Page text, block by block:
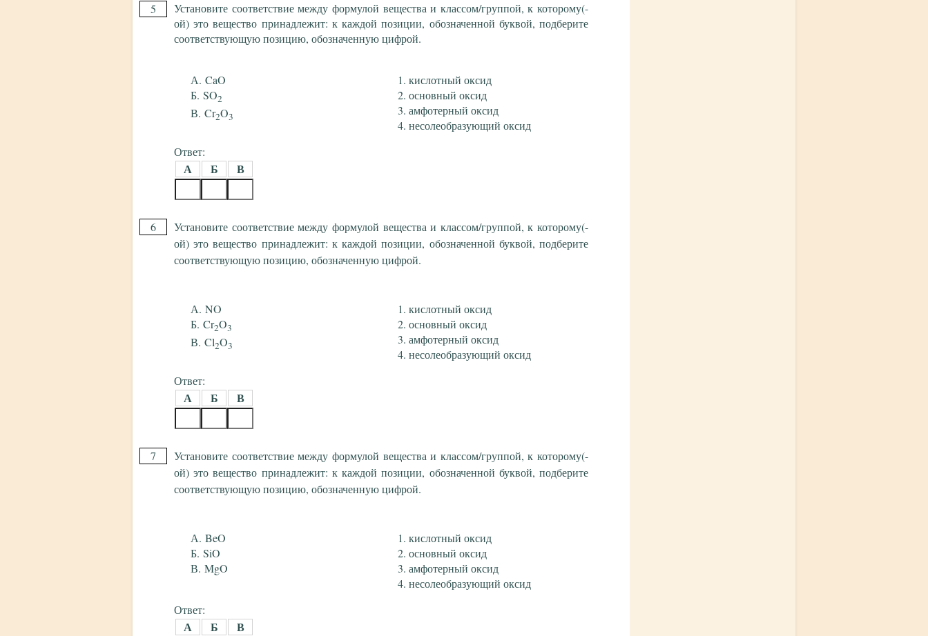
5
Установите соответствие между формулой вещества и классом/группой, к которому(-
ой) это вещество принадлежит: к каждой позиции, обозначенной буквой, подберите
соответствующую позицию, обозначенную цифрой.
CaO
SO2
Cr2O3
кислотный оксид
основный оксид
амфотерный оксид
несолеобразующий оксид
Ответ:
А Б В
6
Установите соответствие между формулой вещества и классом/группой, к которому(-
ой) это вещество принадлежит: к каждой позиции, обозначенной буквой, подберите
соответствующую позицию, обозначенную цифрой.
NO
Cr2O3
Cl2O3
кислотный оксид
основный оксид
амфотерный оксид
несолеобразующий оксид
Ответ:
А Б В
7
Установите соответствие между формулой вещества и классом/группой, к которому(-
ой) это вещество принадлежит: к каждой позиции, обозначенной буквой, подберите
соответствующую позицию, обозначенную цифрой.
BeO
SiO
MgO
кислотный оксид
основный оксид
амфотерный оксид
несолеобразующий оксид
Ответ:
А Б В